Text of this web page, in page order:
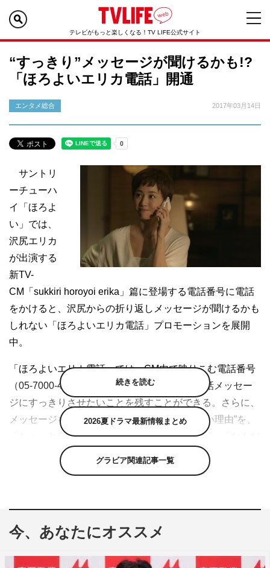
テレビがもっと楽しくなる！TV LIFE公式サイト
“すっきり”メッセージが聞けるかも!?
「ほろよいエリカ電話」開通
エンタメ総合 2017年03月14日
サントリ
ーチューハ
イ「ほろよ
い」では、
沢尻エリカ
が出演する
新TV-
CM「sukkiri horoyoi erika」篇に登場する電話番号に電話
をかけると、沢尻からの折り返しメッセージが聞けるかも
しれない「ほろよいエリカ電話」プロモーションを展開
中。
「ほろよいエリカ電話」では、CM内で映りこむ電話番号
（05-7000-4641）に電話をかけて、留守番電話メッセー
ジにすっきりさせたいことを残すことができる。さらに、
メッセージを吹き込んだ後に、“すっきりしない理由”を、
「ちょっと自信がない」「背中を押してほしい」「なんだ
か疲れている」「最近失敗しちゃった」の4つの中からダ
イヤル選択すると、選んだ理由に合わせて沢尻から折り返
「ほろよい」公式サイト：
続きを読む
2026夏ドラマ最新情報まとめ
グラビア関連記事一覧
今、あなたにオススメ